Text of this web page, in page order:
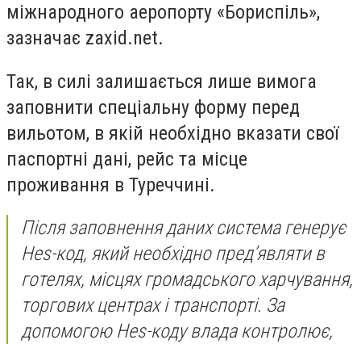
міжнародного аеропорту «Бориспіль»,
зазначає zaxid.net.
Так, в силі залишається лише вимога
заповнити спеціальну форму перед
вильотом, в якій необхідно вказати свої
паспортні дані, рейс та місце
проживання в Туреччині.
Після заповнення даних система генерує
Hes-код, який необхідно пред’являти в
готелях, місцях громадського харчування,
торгових центрах і транспорті. За
допомогою Hes-коду влада контролює,